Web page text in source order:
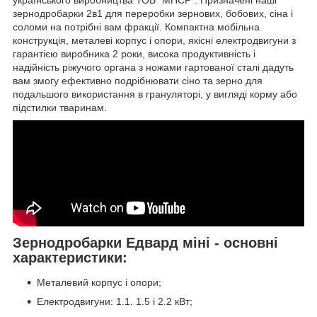
зернодробарки 2в1 для переробки зернових, бобових, сіна і
соломи на потрібні вам фракції. Компактна мобільна
конструкція, металеві корпус і опори, якісні електродвигуни з
гарантією виробника 2 роки, висока продуктивність і
надійність ріжучого органа з ножами гартованої сталі дадуть
вам змогу ефективно подрібнювати сіно та зерно для
подальшого використання в грануляторі, у вигляді корму або
підстилки тваринам.
Зернодробарки Едвард міні - основні
характеристики:
Металевий корпус і опори;
Електродвигуни: 1.1. 1.5 і 2.2 кВт;